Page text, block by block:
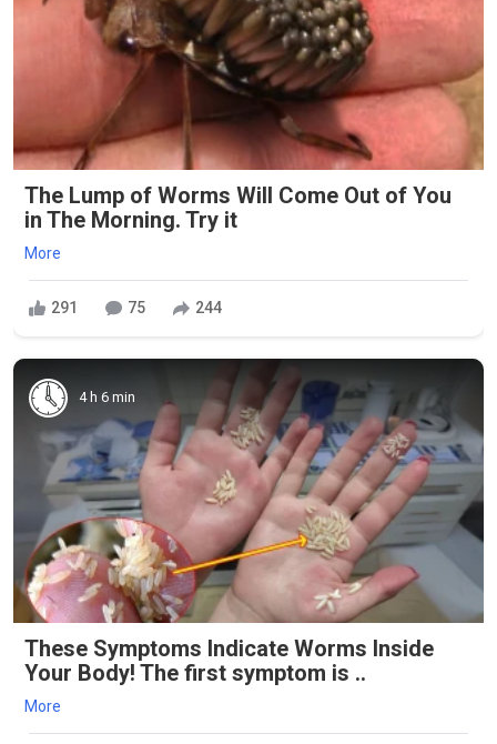
The Lump of Worms Will Come Out of You
in The Morning. Try it
More
291 75 244
4 h 6 min
These Symptoms Indicate Worms Inside
Your Body! The first symptom is ..
More